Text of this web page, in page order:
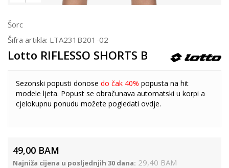
Šorc
Šifra artikla: LTA231B201-02
Lotto RIFLESSO SHORTS B
Sezonski popusti donose do čak 40% popusta na hit
modele ljeta. Popust se obračunava automatski u korpi a
cjelokupnu ponudu možete pogledati ovdje.
49,00 BAM
Najniža cijena u posljednjih 30 dana: 29,40 BAM